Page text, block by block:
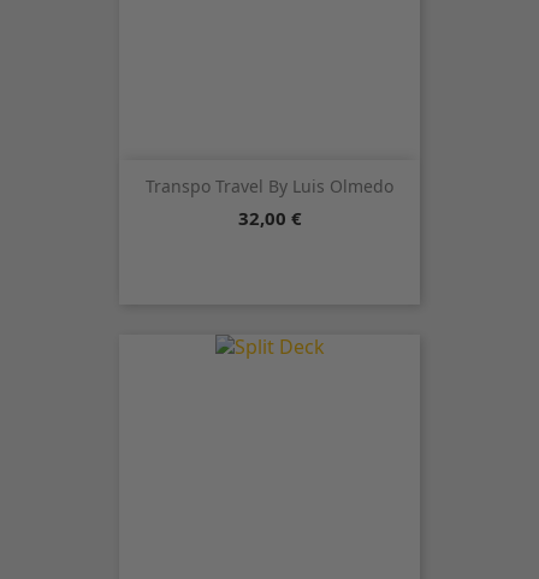
Transpo Travel By Luis Olmedo
Precio
32,00 €